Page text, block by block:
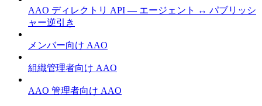
AAO ディレクトリ API — エージェント ↔ パブリッシ
ャー逆引き
メンバー向け AAO
組織管理者向け AAO
AAO 管理者向け AAO